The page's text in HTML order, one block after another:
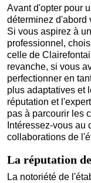
Avant d'opter pour
déterminez d'abord
Si vous aspirez à
professionnel,
celle de
revanche, si vous
perfectionner en
plus adaptatives et
réputation et
pas à parcourir les
Intéressez-vous
collaborations de
La réputation
La notoriété de